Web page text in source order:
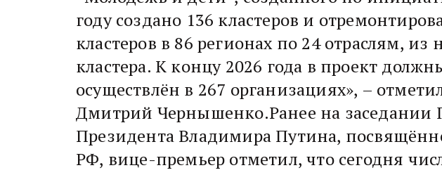
году создано 136 кластеров и
кластеров в 86 регионах по 24 отраслям,
кластера. К концу 2026 года в проект
осуществлён в 267 организациях», –
Дмитрий Чернышенко.Ранее на заседании
Президента Владимира Путина,
РФ, вице-премьер отметил, что сегодня